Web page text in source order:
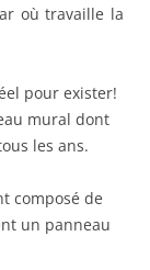
où travaille la
pour exister!
mural dont
les ans.
composé de
un panneau